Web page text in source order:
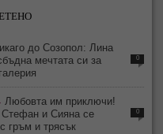
до Созопол: Лина
мечтата си за
0
Любовта им приключи!
Стефан и Сияна се
гръм и трясък
0